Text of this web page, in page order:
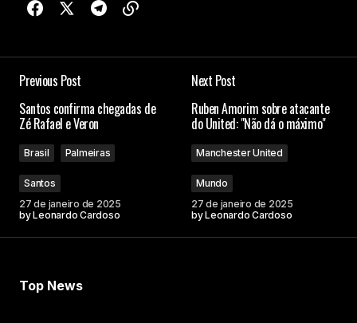
Previous Post
Santos confirma chegadas de
Zé Rafael e Veron
Brasil Palmeiras
Santos
27 de janeiro de 2025
byLeonardo Cardoso
Next Post
Ruben Amorim sobre atacante
do United: "Não dá o máximo"
Manchester United
Mundo
27 de janeiro de 2025
byLeonardo Cardoso
Top News